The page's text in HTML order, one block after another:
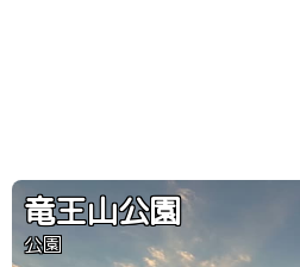
竜王山公園
公園